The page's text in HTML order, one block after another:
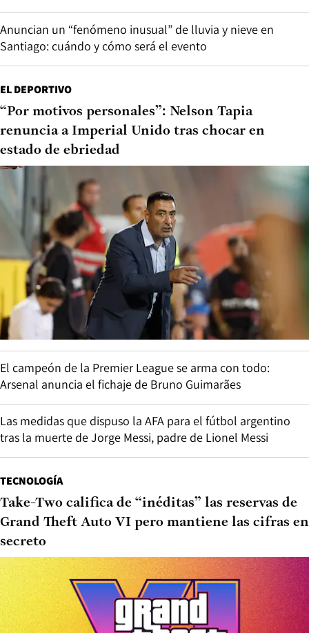
Anuncian un “fenómeno inusual” de lluvia y nieve en
Santiago: cuándo y cómo será el evento
EL DEPORTIVO
“Por motivos personales”: Nelson Tapia
renuncia a Imperial Unido tras chocar en
estado de ebriedad
El campeón de la Premier League se arma con todo:
Arsenal anuncia el fichaje de Bruno Guimarães
Las medidas que dispuso la AFA para el fútbol argentino
tras la muerte de Jorge Messi, padre de Lionel Messi
TECNOLOGÍA
Take-Two califica de “inéditas” las reservas de
Grand Theft Auto VI pero mantiene las cifras en
secreto